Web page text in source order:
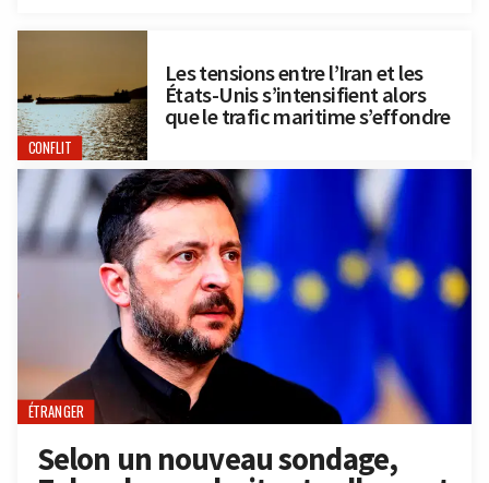
CONFLIT
Les tensions entre l’Iran et les
États-Unis s’intensifient alors
que le trafic maritime s’effondre
ÉTRANGER
Selon un nouveau sondage,